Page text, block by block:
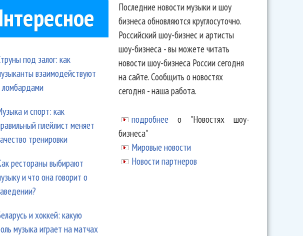
под залог: как
взаимодействуют
ломбардами
и спорт: как
плейлист меняет
тренировки
рестораны выбирают
и что она говорит о
и хоккей: какую
музыка играет на матчах
Последние новости музыки и шоу
бизнеса обновляются круглосуточно.
Российский шоу-бизнес и артисты
шоу-бизнеса - вы можете читать
новости шоу-бизнеса России сегодня
на сайте. Сообщить о новостях
сегодня - наша работа.
подробнее о "Новостях шоу-
бизнеса"
Мировые новости
Новости партнеров